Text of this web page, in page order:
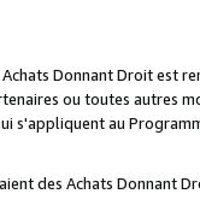
Donnant Droit est
ou toutes autres
s'appliquent au
des Achats Donnant